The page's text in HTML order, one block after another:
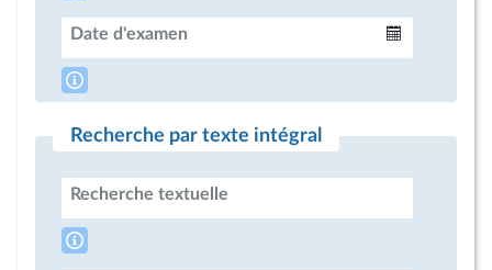
Date d'examen
Recherche par texte intégral
Recherche textuelle